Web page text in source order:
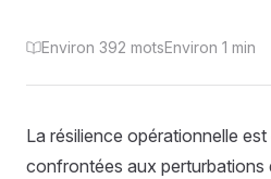
Environ 392 motsEnviron 1 min
La résilience opérationnelle
confrontées aux perturbations